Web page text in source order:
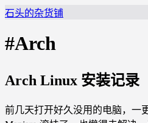
石头的杂货铺
#Arch
Arch Linux 安装记录
前几天打开好久没用的电脑，一